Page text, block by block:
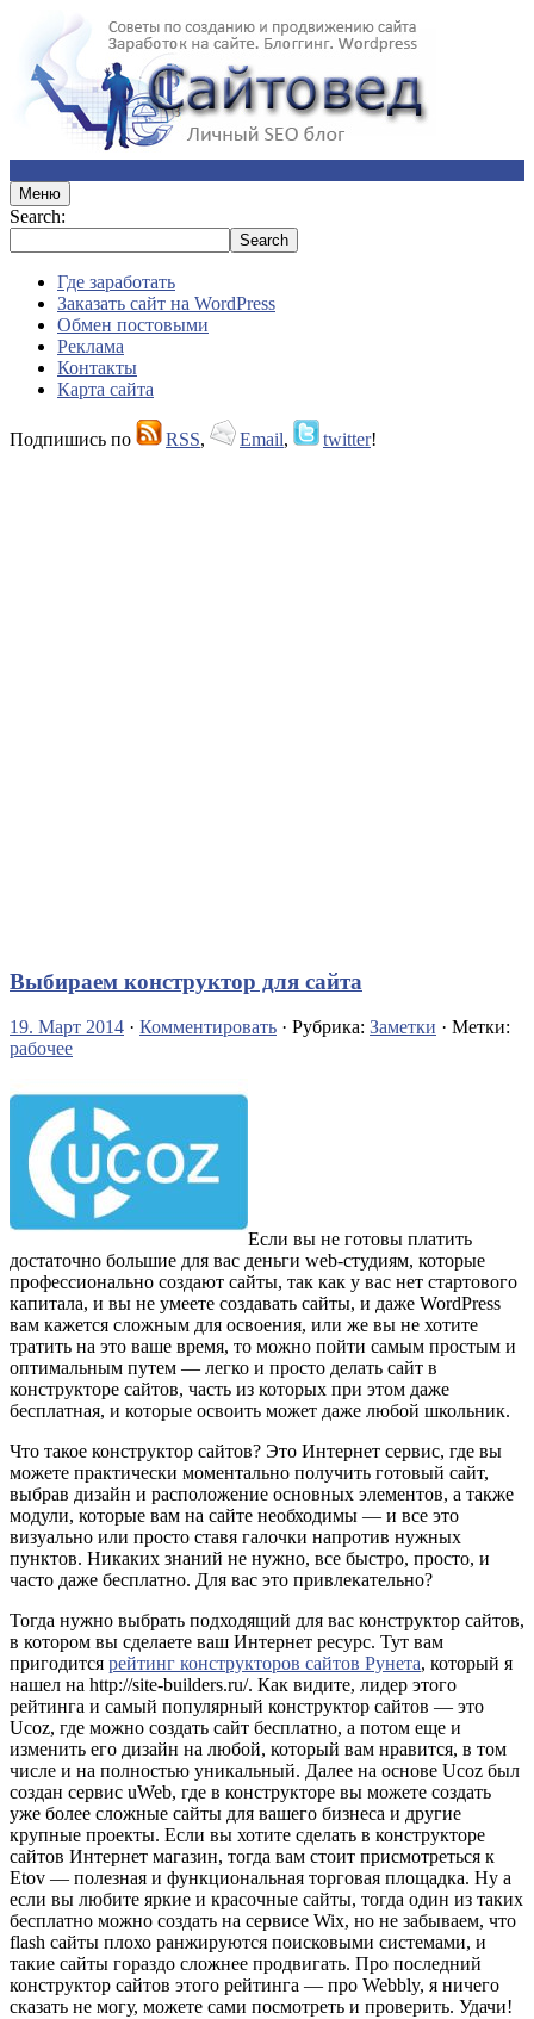
Меню
Search:
Где заработать
Заказать сайт на WordPress
Обмен постовыми
Реклама
Контакты
Карта сайта
Подпишись по RSS, Email, twitter!
Выбираем конструктор для сайта
19. Март 2014 · Комментировать · Рубрика: Заметки · Метки:
рабочее
Если вы не готовы платить
достаточно большие для вас деньги web-студиям, которые
профессионально создают сайты, так как у вас нет стартового
капитала, и вы не умеете создавать сайты, и даже WordPress
вам кажется сложным для освоения, или же вы не хотите
тратить на это ваше время, то можно пойти самым простым и
оптимальным путем — легко и просто делать сайт в
конструкторе сайтов, часть из которых при этом даже
бесплатная, и которые освоить может даже любой школьник.
Что такое конструктор сайтов? Это Интернет сервис, где вы
можете практически моментально получить готовый сайт,
выбрав дизайн и расположение основных элементов, а также
модули, которые вам на сайте необходимы — и все это
визуально или просто ставя галочки напротив нужных
пунктов. Никаких знаний не нужно, все быстро, просто, и
часто даже бесплатно. Для вас это привлекательно?
Тогда нужно выбрать подходящий для вас конструктор сайтов,
в котором вы сделаете ваш Интернет ресурс. Тут вам
пригодится рейтинг конструкторов сайтов Рунета, который я
нашел на http://site-builders.ru/. Как видите, лидер этого
рейтинга и самый популярный конструктор сайтов — это
Ucoz, где можно создать сайт бесплатно, а потом еще и
изменить его дизайн на любой, который вам нравится, в том
числе и на полностью уникальный. Далее на основе Ucoz был
создан сервис uWeb, где в конструкторе вы можете создать
уже более сложные сайты для вашего бизнеса и другие
крупные проекты. Если вы хотите сделать в конструкторе
сайтов Интернет магазин, тогда вам стоит присмотреться к
Etov — полезная и функциональная торговая площадка. Ну а
если вы любите яркие и красочные сайты, тогда один из таких
бесплатно можно создать на сервисе Wix, но не забываем, что
flash сайты плохо ранжируются поисковыми системами, и
такие сайты гораздо сложнее продвигать. Про последний
конструктор сайтов этого рейтинга — про Webbly, я ничего
сказать не могу, можете сами посмотреть и проверить. Удачи!